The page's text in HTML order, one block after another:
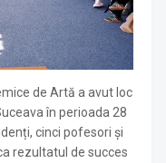
de Artă a avut loc
în perioada 28
cinci pofesori și
rezultatul de succes